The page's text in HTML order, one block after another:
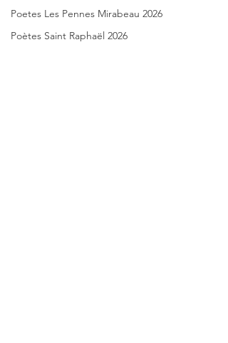
Poetes Les Pennes Mirabeau 2026
Poètes Saint Raphaël 2026